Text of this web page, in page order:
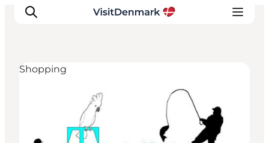
Inspiration
Regionen
Erlebnisse
Shopping